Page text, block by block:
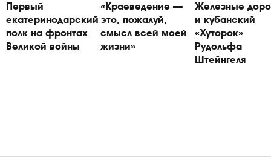
Первый
екатеринодарский
полк на фронтах
Великой войны
«Краеведение —
это, пожалуй,
смысл всей моей
жизни»
Железные
и кубанский
«Хуторок»
Рудольфа
Штейнгеля